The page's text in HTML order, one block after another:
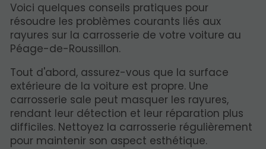
Voici quelques conseils pratiques pour
résoudre les problèmes courants liés aux
rayures sur la carrosserie de votre voiture au
Péage-de-Roussillon.
Tout d'abord, assurez-vous que la surface
extérieure de la voiture est propre. Une
carrosserie sale peut masquer les rayures,
rendant leur détection et leur réparation plus
difficiles. Nettoyez la carrosserie régulièrement
pour maintenir son aspect esthétique.